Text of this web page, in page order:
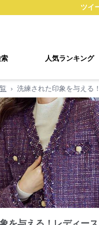
ツイ
人気ランキング
› 洗練された印象を与える